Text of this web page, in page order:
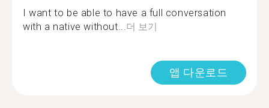
I want to be able to have a full conversation
with a native without...더 보기
앱 다운로드